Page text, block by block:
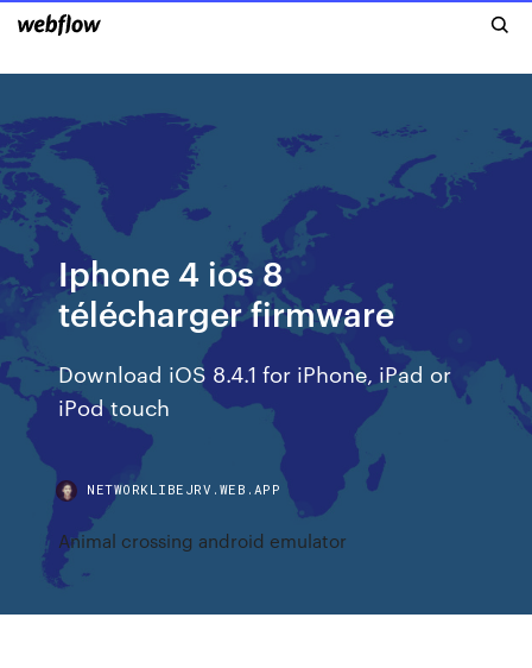
Iphone 4 ios 8
télécharger firmware
Download iOS 8.4.1 for iPhone, iPad or
iPod touch
NETWORKLIBEJRV.WEB.APP
Animal crossing android emulator